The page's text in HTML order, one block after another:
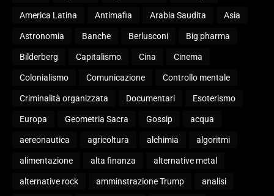
America Latina Antimafia Arabia Saudita Asia
Astronomia Banche Berlusconi Big pharma
Bilderberg Capitalismo Cina Cinema
Colonialismo Comunicazione Controllo mentale
Criminalità organizzata Documentari Esoterismo
Europa Geometria Sacra Gossip acqua
aereonautica agricoltura alchimia algoritmi
alimentazione alta finanza alternative metal
alternative rock amminstrazione Trump analisi